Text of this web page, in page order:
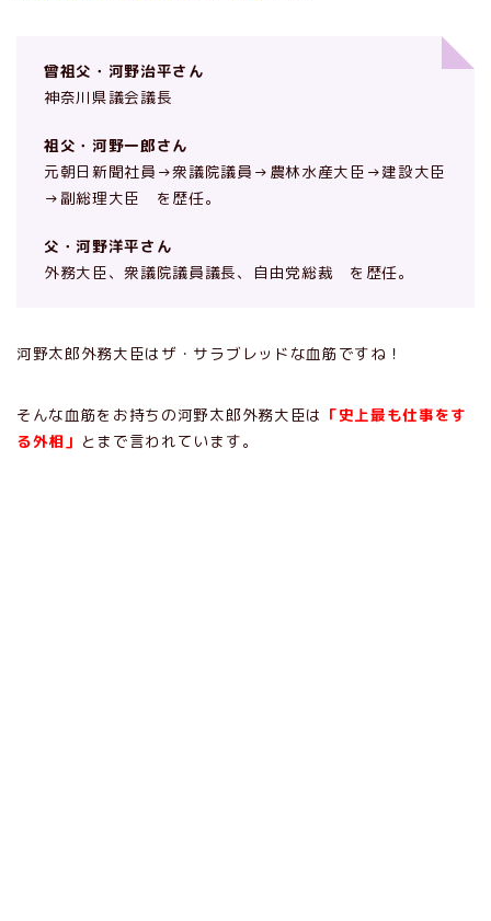
曾祖父・河野治平さん
神奈川県議会議長
祖父・河野一郎さん
元朝日新聞社員→衆議院議員→農林水産大臣→建設大臣
→副総理大臣 を歴任。
父・河野洋平さん
外務大臣、衆議院議員議長、自由党総裁 を歴任。
河野太郎外務大臣はザ・サラブレッドな血筋ですね！
そんな血筋をお持ちの河野太郎外務大臣は 「史上最も仕事をす
る外相」 とまで言われています。